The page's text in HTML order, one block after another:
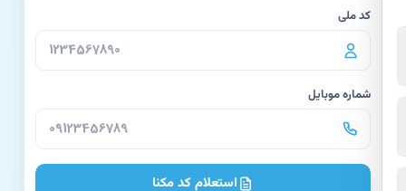
کد ملی
شماره موبایل
استعلام کد مکنا